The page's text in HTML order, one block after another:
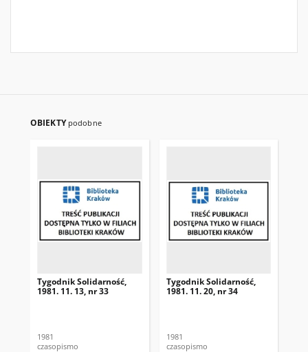
OBIEKTY podobne
Tygodnik Solidarność,
1981. 11. 13, nr 33
1981
czasopismo
Tygodnik Solidarność,
1981. 11. 20, nr 34
1981
czasopismo